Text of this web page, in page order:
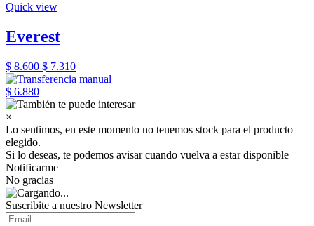
Quick view
Everest
$ 8.600 $ 7.310
$ 6.880
×
Lo sentimos, en este momento no tenemos stock para el producto
elegido.
Si lo deseas, te podemos avisar cuando vuelva a estar disponible
Notificarme
No gracias
Suscribite a nuestro Newsletter